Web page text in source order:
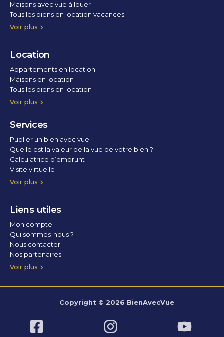
Voir plus
Maisons avec vue à louer
Tous les biens en location vacances
Location
Voir plus
Appartements en location
Maisons en location
Tous les biens en location
Services
Voir plus
Publier un bien avec vue
Quelle est la valeur de la vue de votre bien ?
Calculatrice d’emprunt
Visite virtuelle
Home staging
Liens utiles
Voir plus
Mon compte
Qui sommes-nous ?
Nous contacter
Nos partenaires
Conditions Générales d’Utilisation
Politique de confidentialité
Politique des cookies
Copyright © 2026 BienAvecVue